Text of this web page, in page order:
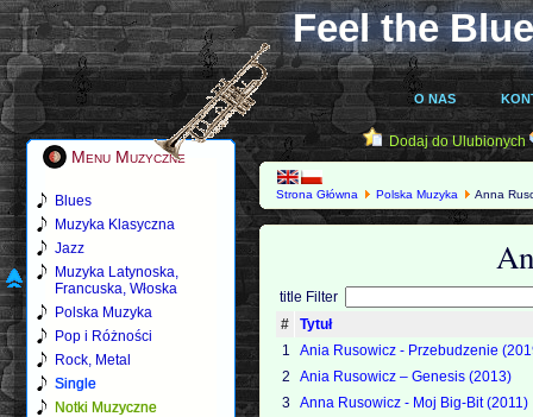
Feel the
O NAS
Menu Muzyczne
Blues
Muzyka Klasyczna
Jazz
Muzyka Latynoska,
Francuska, Włoska
Polska Muzyka
Pop i Różności
Rock, Metal
Single
Notki Muzyczne
Dodaj do Ulubionych
Strona Główna Polska Muzyka Anna
title Filter
#
Tytuł
1
Ania Rusowicz - Przebudzenie
2
Ania Rusowicz – Genesis (2013)
3 Anna Rusowicz - Moj Big-Bit (2011)